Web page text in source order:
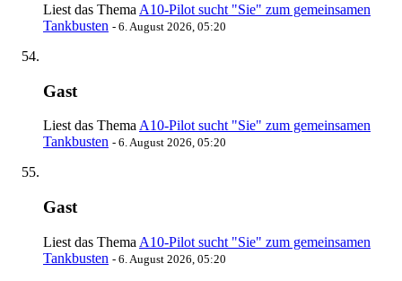
Liest das Thema A10-Pilot sucht "Sie" zum gemeinsamen
Tankbusten - 6. August 2026, 05:20
Gast
Liest das Thema A10-Pilot sucht "Sie" zum gemeinsamen
Tankbusten - 6. August 2026, 05:20
Gast
Liest das Thema A10-Pilot sucht "Sie" zum gemeinsamen
Tankbusten - 6. August 2026, 05:20